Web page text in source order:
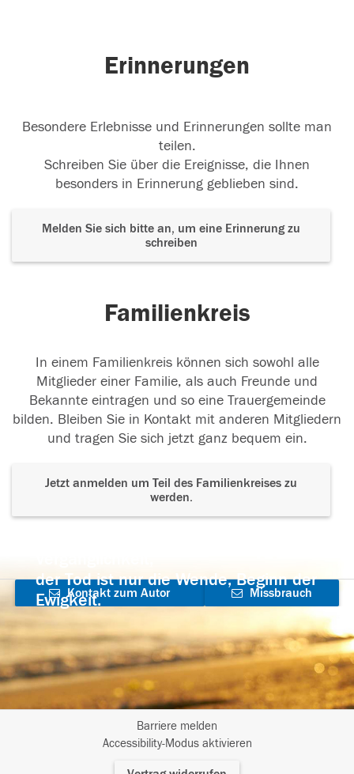
Erinnerungen
Besondere Erlebnisse und Erinnerungen sollte man
teilen.
Schreiben Sie über die Ereignisse, die Ihnen
besonders in Erinnerung geblieben sind.
Melden Sie sich bitte an, um eine Erinnerung zu
schreiben
Familienkreis
In einem Familienkreis können sich sowohl alle
Mitglieder einer Familie, als auch Freunde und
Bekannte eintragen und so eine Trauergemeinde
bilden. Bleiben Sie in Kontakt mit anderen Mitgliedern
und tragen Sie sich jetzt ganz bequem ein.
Jetzt anmelden um Teil des Familienkreises zu
werden.
der Tod ist nur die Wende, Beginn der
Ewigkeit.
Kontakt zum Autor
aufnehmen
Missbrauch
Barriere melden
Accessibility-Modus aktivieren